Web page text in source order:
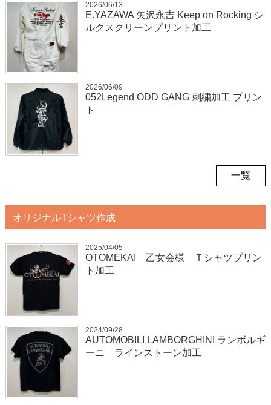
2026/06/13
E.YAZAWA 矢沢永吉 Keep on Rocking シ
ルクスクリーンプリント加工
2026/06/09
052Legend ODD GANG 刺繍加工 プリン
ト
一覧
オリジナルTシャツ作成
2025/04/05
OTOMEKAI 乙女会様 Ｔシャツプリン
ト加工
2024/09/28
AUTOMOBILI LAMBORGHINI ランボルギ
ーニ ラインストーン加工